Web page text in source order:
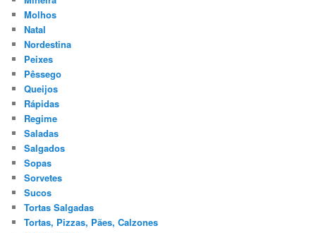
Molhos
Natal
Nordestina
Peixes
Pêssego
Queijos
Rápidas
Regime
Saladas
Salgados
Sopas
Sorvetes
Sucos
Tortas Salgadas
Tortas, Pizzas, Pães, Calzones